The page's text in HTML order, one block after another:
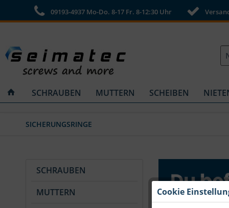
09193-4937 Mo-Do. 8-17 Fr. 8-12:30 Uhr
SCHRAUBEN MUTTERN SCHEIBEN
SICHERUNGSRINGE
SCHRAUBEN
MUTTERN
Cookie